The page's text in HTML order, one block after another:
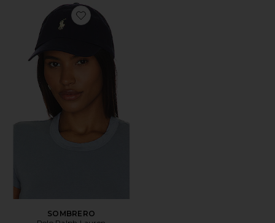
Favorite SOMBRERO
SOMBRERO